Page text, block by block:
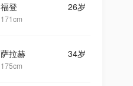
26岁
福登
171cm
34岁
萨拉赫
175cm